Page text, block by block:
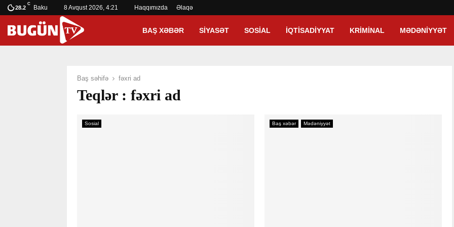
28.2
C
Baku 8 Avqust 2026, 4:21 Haqqımızda Əlaqə
BAŞ XƏBƏR SIYASƏT SOSIAL İQTISADIYYAT KRIMINAL MƏDƏNIYYƏT
Baş səhifə fəxri ad
Teqlər : fəxri ad
Sosial Baş xəbər Mədəniyyət